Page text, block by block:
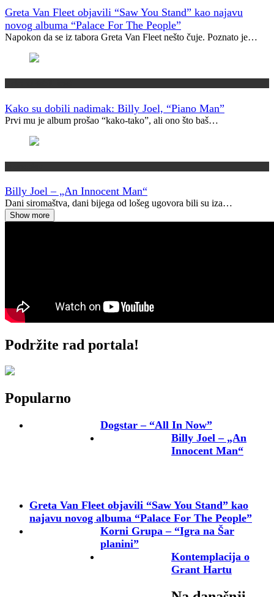
Greta Van Fleet objavili “Saw You Stand” kao najavu
novog albuma “Palace For The People”
Napokon da se iz tabora Greta Van Fleet nešto čuje. Poznato je…
Kako su dobili nadimak: Billy Joel, “Piano Man”
Prvi mu je album prošao “kako-tako”, ali ono što baš…
Billy Joel – „An Innocent Man“
Dani siromaštva, dani bijega od lošeg ugovora bili su iza…
Show more
Podržite rad portala!
Popularno
Dogstar – “All In Now”
Billy Joel – „An
Innocent Man“
Greta Van Fleet objavili “Saw You Stand” kao
najavu novog albuma “Palace For The People”
Korni Grupa – “Igra na Šar
planini”
Kontemplacija o
Grant Hartu